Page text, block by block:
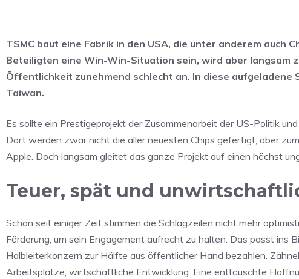
TSMC baut eine Fabrik in den USA, die unter anderem
Beteiligten eine Win-Win-Situation sein, wird aber langsam
Öffentlichkeit zunehmend schlecht an. In diese aufgeladene
Taiwan.
Es sollte ein Prestigeprojekt der Zusammenarbeit der US-Politik
Dort werden zwar nicht die aller neuesten Chips gefertigt, aber
Apple. Doch langsam gleitet das ganze Projekt auf einen höchst
Teuer, spät und
Schon seit einiger Zeit stimmen die Schlagzeilen nicht mehr
Förderung, um sein Engagement aufrecht zu halten. Das passt ins
Halbleiterkonzern zur Hälfte aus öffentlicher Hand bezahlen.
Arbeitsplätze, wirtschaftliche Entwicklung. Eine enttäuschte